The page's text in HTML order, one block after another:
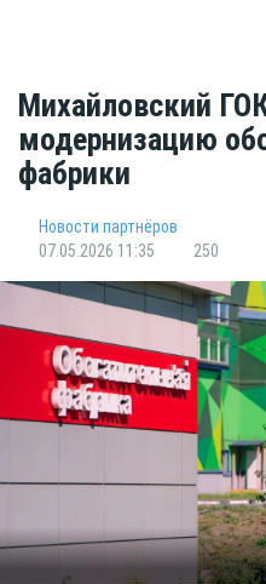
Михайловский
модернизацию
фабрики
Новости партнёров
07.05.2026 11:35
250